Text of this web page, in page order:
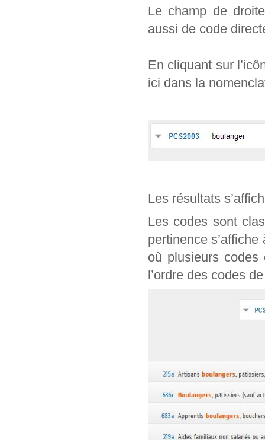
Le champ de
aussi de code
En cliquant sur
ici dans la
Les résultats
Les codes sont
pertinence
où plusieurs
l’ordre des codes